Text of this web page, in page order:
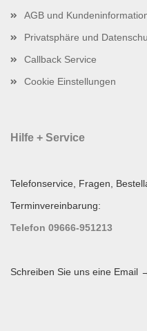
AGB und
Privatsphäre und
Callback Service
Cookie Einstellungen
Hilfe + Service
Telefonservice, Fragen,
Terminvereinbarung:
Telefon 09666-951213
Schreiben Sie uns eine Email